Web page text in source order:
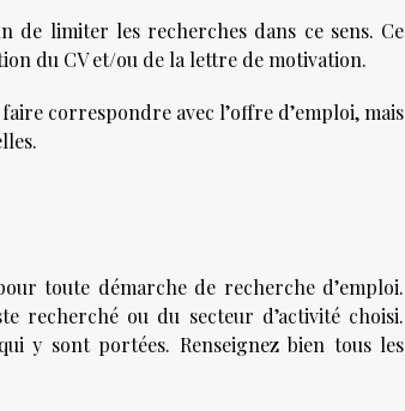
limiter les recherches dans ce sens. Ce
du CV et/ou de la lettre de motivation.
correspondre avec l’offre d’emploi, mais
toute démarche de recherche d’emploi.
recherché ou du secteur d’activité choisi.
y sont portées. Renseignez bien tous les